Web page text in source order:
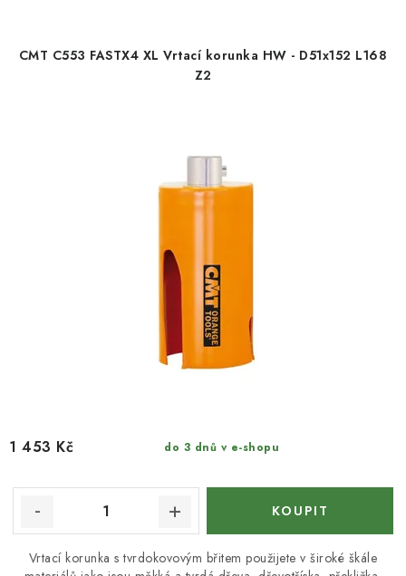
CMT C553 FASTX4 XL Vrtací korunka HW - D51x152 L168
Z2
do 3 dnů v e-shopu
1 453 Kč
Vrtací korunka s tvrdokovovým břitem použijete v široké škále